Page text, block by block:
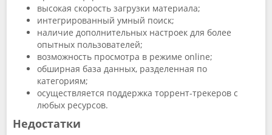
высокая скорость загрузки материала;
интегрированный умный поиск;
наличие дополнительных настроек для более
опытных пользователей;
возможность просмотра в режиме online;
обширная база данных, разделенная по
категориям;
осуществляется поддержка торрент-трекеров с
любых ресурсов.
Недостатки